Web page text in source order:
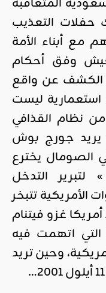
حفلات التعذيب
مع أبناء الأمة
وفق أحكام
الكشف عن واقع
استعمارية ليست
نظام القذافي
يريد جورج بوش
في الصومال يخترع
لتبرير التدخل
الأمريكية تتبخر
غزو فيتنام
التي اتهمت فيه
وحين تريد